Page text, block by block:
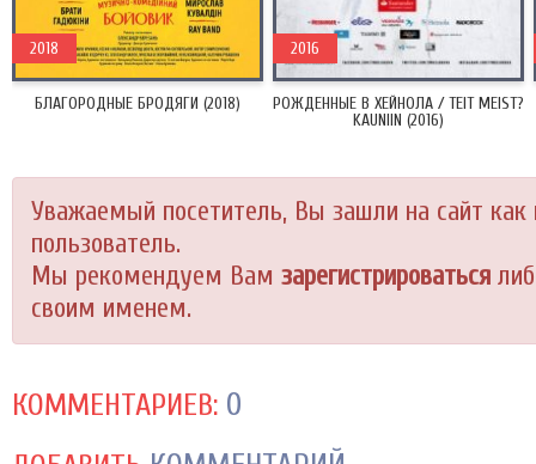
БЛАГОРОДНЫЕ БРОДЯГИ (2018)
2018
РОЖДЕННЫЕ В ХЕЙНОЛА / TEIT MEIST?
KAUNIIN (2016)
2016
Уважаемый посетитель, Вы зашли на сайт как
пользователь.
Мы рекомендуем Вам зарегистрироваться
своим именем.
КОММЕНТАРИЕВ: 0